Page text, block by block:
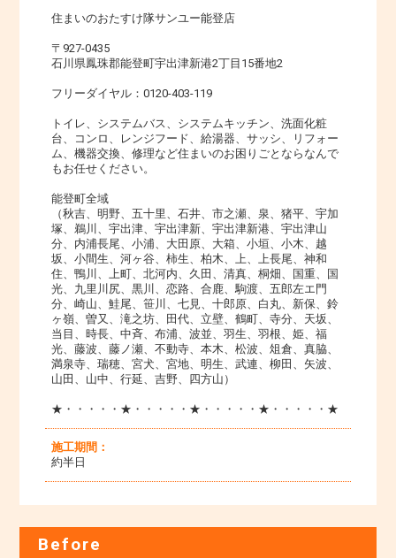
住まいのおたすけ隊サンユー能登店
〒927-0435
石川県鳳珠郡能登町宇出津新港2丁目15番地2
フリーダイヤル：0120-403-119
トイレ、システムバス、システムキッチン、洗面化粧
台、コンロ、レンジフード、給湯器、サッシ、リフォー
ム、機器交換、修理など住まいのお困りごとならなんで
もお任せください。
能登町全域
（秋吉、明野、五十里、石井、市之瀬、泉、猪平、宇加
塚、鵜川、宇出津、宇出津新、宇出津新港、宇出津山
分、内浦長尾、小浦、大田原、大箱、小垣、小木、越
坂、小間生、河ヶ谷、柿生、柏木、上、上長尾、神和
住、鴨川、上町、北河内、久田、清真、桐畑、国重、国
光、九里川尻、黒川、恋路、合鹿、駒渡、五郎左エ門
分、崎山、鮭尾、笹川、七見、十郎原、白丸、新保、鈴
ヶ嶺、曽又、滝之坊、田代、立壁、鶴町、寺分、天坂、
当目、時長、中斉、布浦、波並、羽生、羽根、姫、福
光、藤波、藤ノ瀬、不動寺、本木、松波、俎倉、真脇、
満泉寺、瑞穂、宮犬、宮地、明生、武連、柳田、矢波、
山田、山中、行延、吉野、四方山）
★・・・・・★・・・・・★・・・・・★・・・・・★
施工期間：
約半日
Before